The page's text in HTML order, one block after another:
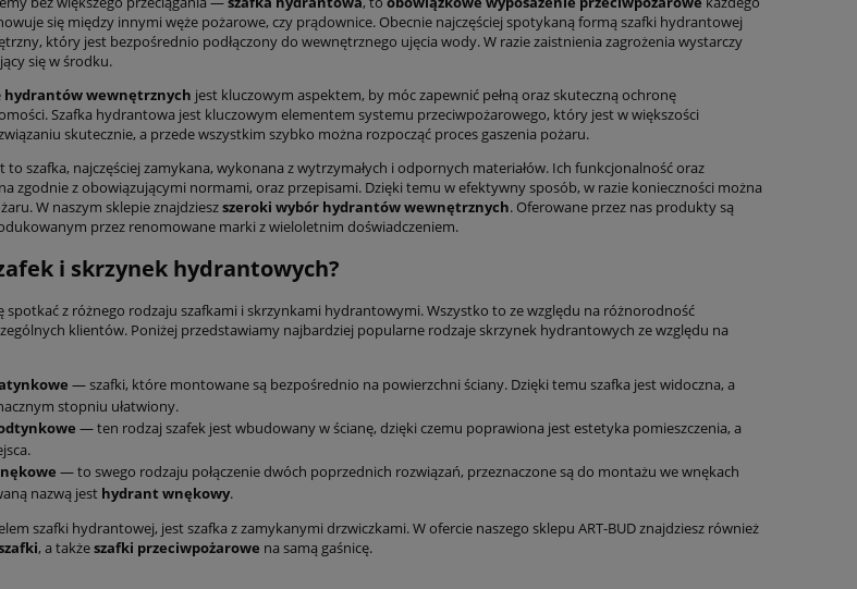
się między innymi węże pożarowe, czy prądownice. Obecnie najczęściej spotykaną formą szafki hydrantowej
który jest bezpośrednio podłączony do wewnętrznego ujęcia wody. W razie zaistnienia zagrożenia wystarczy
się w środku.
hydrantów wewnętrznych jest kluczowym aspektem, by móc zapewnić pełną oraz skuteczną ochronę
Szafka hydrantowa jest kluczowym elementem systemu przeciwpożarowego, który jest w większości
skutecznie, a przede wszystkim szybko można rozpocząć proces gaszenia pożaru.
to szafka, najczęściej zamykana, wykonana z wytrzymałych i odpornych materiałów. Ich funkcjonalność oraz
zgodnie z obowiązującymi normami, oraz przepisami. Dzięki temu w efektywny sposób, w razie konieczności można
W naszym sklepie znajdzieszszeroki wybór hydrantów wewnętrznych. Oferowane przez nas produkty są
przez renomowane marki z wieloletnim doświadczeniem.
i skrzynek hydrantowych?
spotkać z różnego rodzaju szafkami i skrzynkami hydrantowymi. Wszystko to ze względu na różnorodność
klientów. Poniżej przedstawiamy najbardziej popularne rodzaje skrzynek hydrantowych ze względu na
— szafki, które montowane są bezpośrednio na powierzchni ściany. Dzięki temu szafka jest widoczna, a
stopniu ułatwiony.
— ten rodzaj szafek jest wbudowany w ścianę, dzięki czemu poprawiona jest estetyka pomieszczenia, a
— to swego rodzaju połączenie dwóch poprzednich rozwiązań, przeznaczone są do montażu we wnękach
nazwą jest hydrant wnękowy.
szafki hydrantowej, jest szafka z zamykanymi drzwiczkami. W ofercie naszego sklepu ART-BUD znajdziesz również
, a takżeszafki przeciwpożarowe na samą gaśnicę.